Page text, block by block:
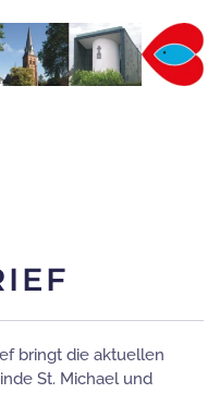
bringt die aktuellen
St. Michael und